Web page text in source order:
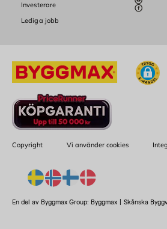
Investerare
Lediga jobb
Copyright Vi använder cookies
En del av Byggmax Group: Byggmax Skånska